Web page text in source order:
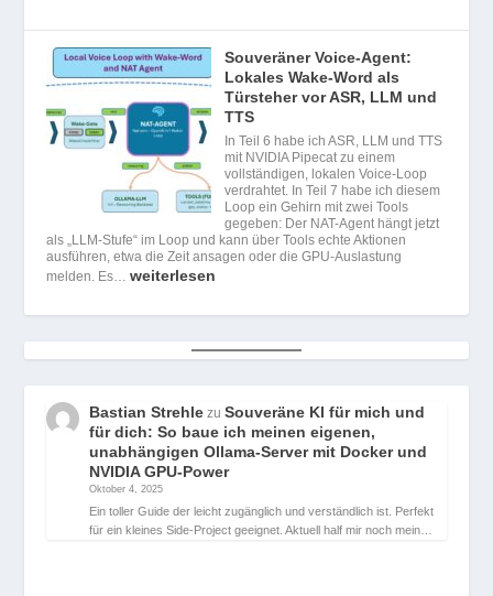
Souveräner Voice-Agent:
Lokales Wake-Word als
Türsteher vor ASR, LLM und
TTS
In Teil 6 habe ich ASR, LLM und TTS
mit NVIDIA Pipecat zu einem
vollständigen, lokalen Voice-Loop
verdrahtet. In Teil 7 habe ich diesem
Loop ein Gehirn mit zwei Tools
gegeben: Der NAT-Agent hängt jetzt
als „LLM-Stufe“ im Loop und kann über Tools echte Aktionen
ausführen, etwa die Zeit ansagen oder die GPU-Auslastung
melden. Es…weiterlesen
Bastian Strehle zuSouveräne KI für mich und
für dich: So baue ich meinen eigenen,
unabhängigen Ollama-Server mit Docker und
NVIDIA GPU-Power
Oktober 4, 2025
Ein toller Guide der leicht zugänglich und verständlich ist. Perfekt
für ein kleines Side-Project geeignet. Aktuell half mir noch mein…